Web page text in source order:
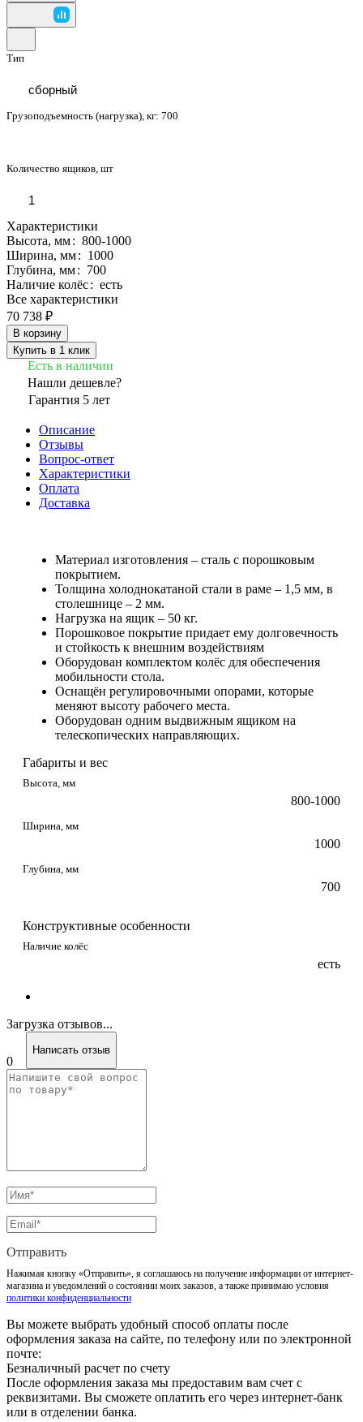
Тип
сборный
Грузоподъемность (нагрузка), кг: 700
Количество ящиков, шт
1
Характеристики
Высота, мм: 800-1000
Ширина, мм: 1000
Глубина, мм: 700
Наличие колёс: есть
Все характеристики
70 738 ₽
В корзину
Купить в 1 клик
Есть в наличии
Нашли дешевле?
Гарантия 5 лет
Описание
Отзывы
Вопрос-ответ
Характеристики
Оплата
Доставка
Материал изготовления – сталь с порошковым
покрытием.
Толщина холоднокатаной стали в раме – 1,5 мм, в
столешнице – 2 мм.
Нагрузка на ящик – 50 кг.
Порошковое покрытие придает ему долговечность
и стойкость к внешним воздействиям
Оборудован комплектом колёс для обеспечения
мобильности стола.
Оснащён регулировочными опорами, которые
меняют высоту рабочего места.
Оборудован одним выдвижным ящиком на
телескопических направляющих.
Габариты и вес
Высота, мм
800-1000
Ширина, мм
1000
Глубина, мм
700
Конструктивные особенности
Наличие колёс
есть
Загрузка отзывов...
0
Написать отзыв
Отправить
Нажимая кнопку «Отправить», я соглашаюсь на получение информации от интернет-
магазина и уведомлений о состоянии моих заказов, а также принимаю условия
политики конфиденциальности
Вы можете выбрать удобный способ оплаты после
оформления заказа на сайте, по телефону или по электронной
почте:
Безналичный расчет по счету
После оформления заказа мы предоставим вам счет с
реквизитами. Вы сможете оплатить его через интернет-банк
или в отделении банка.